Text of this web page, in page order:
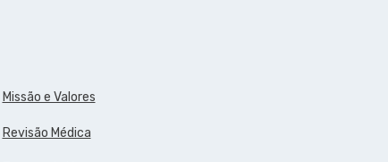
Missão e Valores
Revisão Médica